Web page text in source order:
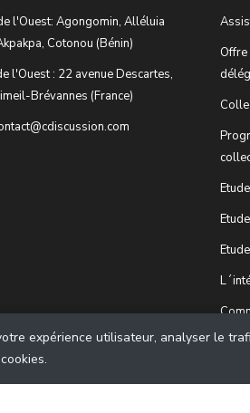
l'Ouest: Agongomin, Alléluia
Cotonou (Bénin)
l'Ouest : 22 avenue Descartes,
Brévannes (France)
expérience utilisateur, analyser le